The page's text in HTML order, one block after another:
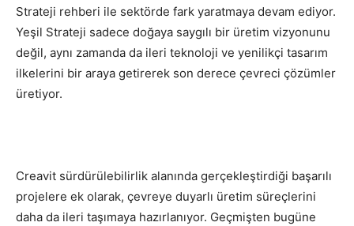
Strateji rehberi ile sektörde fark yaratmaya devam ediyor.
Yeşil Strateji sadece doğaya saygılı bir üretim vizyonunu
değil, aynı zamanda da ileri teknoloji ve yenilikçi tasarım
ilkelerini bir araya getirerek son derece çevreci çözümler
üretiyor.
Creavit sürdürülebilirlik alanında gerçekleştirdiği başarılı
projelere ek olarak, çevreye duyarlı üretim süreçlerini
daha da ileri taşımaya hazırlanıyor. Geçmişten bugüne